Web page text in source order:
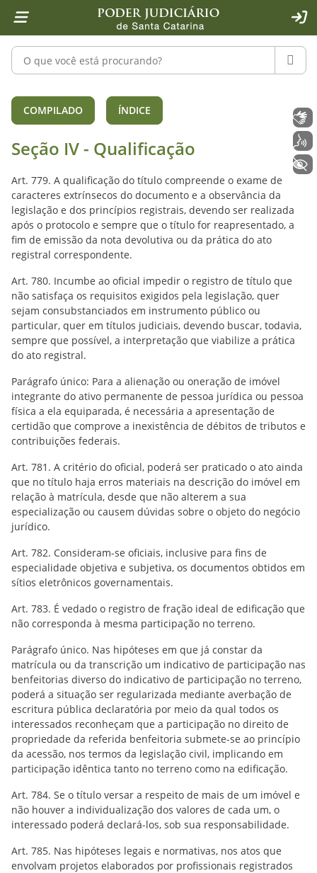
1 Ir para o conteúdo
2 Ir para a ferramenta de acessibilidade - Rybená
4 Ir para o menu principal
5 Ir para a pesquisa
6 Ir para o rodapé
7 Ir para a página inicial
Pesquisar no portal
Seção IV - Qualificação (arts. 779º
COMPILADO ÍNDICE
Seção IV - Qualificação
Art. 779. A qualificação do título compreende o exame de
caracteres extrínsecos do documento e a observância da
legislação e dos princípios registrais, devendo ser realizada
após o protocolo e sempre que o título for reapresentado, a
fim de emissão da nota devolutiva ou da prática do ato
registral correspondente.
Art. 780. Incumbe ao oficial impedir o registro de título que
não satisfaça os requisitos exigidos pela legislação, quer
sejam consubstanciados em instrumento público ou
particular, quer em títulos judiciais, devendo buscar, todavia,
sempre que possível, a interpretação que viabilize a prática
do ato registral.
Parágrafo único: Para a alienação ou oneração de imóvel
integrante do ativo permanente de pessoa jurídica ou pessoa
física a ela equiparada, é necessária a apresentação de
certidão que comprove a inexistência de débitos de tributos e
contribuições federais.
Art. 781. A critério do oficial, poderá ser praticado o ato ainda
que no título haja erros materiais na descrição do imóvel em
relação à matrícula, desde que não alterem a sua
especialização ou causem dúvidas sobre o objeto do negócio
jurídico.
Art. 782. Consideram-se oficiais, inclusive para fins de
especialidade objetiva e subjetiva, os documentos obtidos em
sítios eletrônicos governamentais.
Art. 783. É vedado o registro de fração ideal de edificação que
não corresponda à mesma participação no terreno.
Parágrafo único. Nas hipóteses em que já constar da
matrícula ou da transcrição um indicativo de participação nas
benfeitorias diverso do indicativo de participação no terreno,
poderá a situação ser regularizada mediante averbação de
escritura pública declaratória por meio da qual todos os
interessados reconheçam que a participação no direito de
propriedade da referida benfeitoria submete-se ao princípio
da acessão, nos termos da legislação civil, implicando em
participação idêntica tanto no terreno como na edificação.
Art. 784. Se o título versar a respeito de mais de um imóvel e
não houver a individualização dos valores de cada um, o
interessado poderá declará-los, sob sua responsabilidade.
Art. 785. Nas hipóteses legais e normativas, nos atos que
envolvam projetos elaborados por profissionais registrados